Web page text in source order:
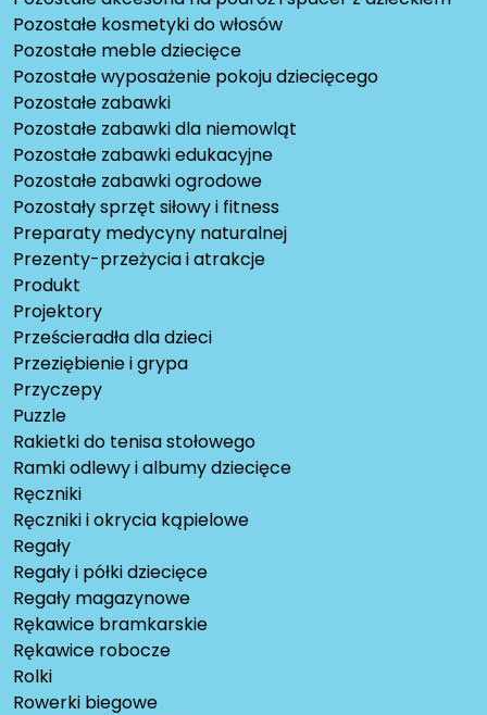
Pozostałe kosmetyki do włosów
Pozostałe meble dziecięce
Pozostałe wyposażenie pokoju dziecięcego
Pozostałe zabawki
Pozostałe zabawki dla niemowląt
Pozostałe zabawki edukacyjne
Pozostałe zabawki ogrodowe
Pozostały sprzęt siłowy i fitness
Preparaty medycyny naturalnej
Prezenty-przeżycia i atrakcje
Produkt
Projektory
Prześcieradła dla dzieci
Przeziębienie i grypa
Przyczepy
Puzzle
Rakietki do tenisa stołowego
Ramki odlewy i albumy dziecięce
Ręczniki
Ręczniki i okrycia kąpielowe
Regały
Regały i półki dziecięce
Regały magazynowe
Rękawice bramkarskie
Rękawice robocze
Rolki
Rowerki biegowe